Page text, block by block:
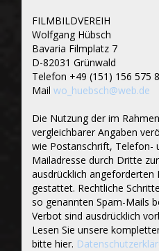
FILMBILDVEREIH
Wolfgang Hübsch
Bavaria Filmplatz 7
D-82031 Grünwald
Telefon +49 (151) 156 575
Mail wo_huebsch@web.de
Die Nutzung der im
vergleichbarer Angaben
wie Postanschrift, Telefon-
Mailadresse durch Dritte
ausdrücklich
gestattet. Rechtliche
so genannten Spam-Mails
Verbot sind ausdrücklich
Lesen Sie unsere
bitte hier.